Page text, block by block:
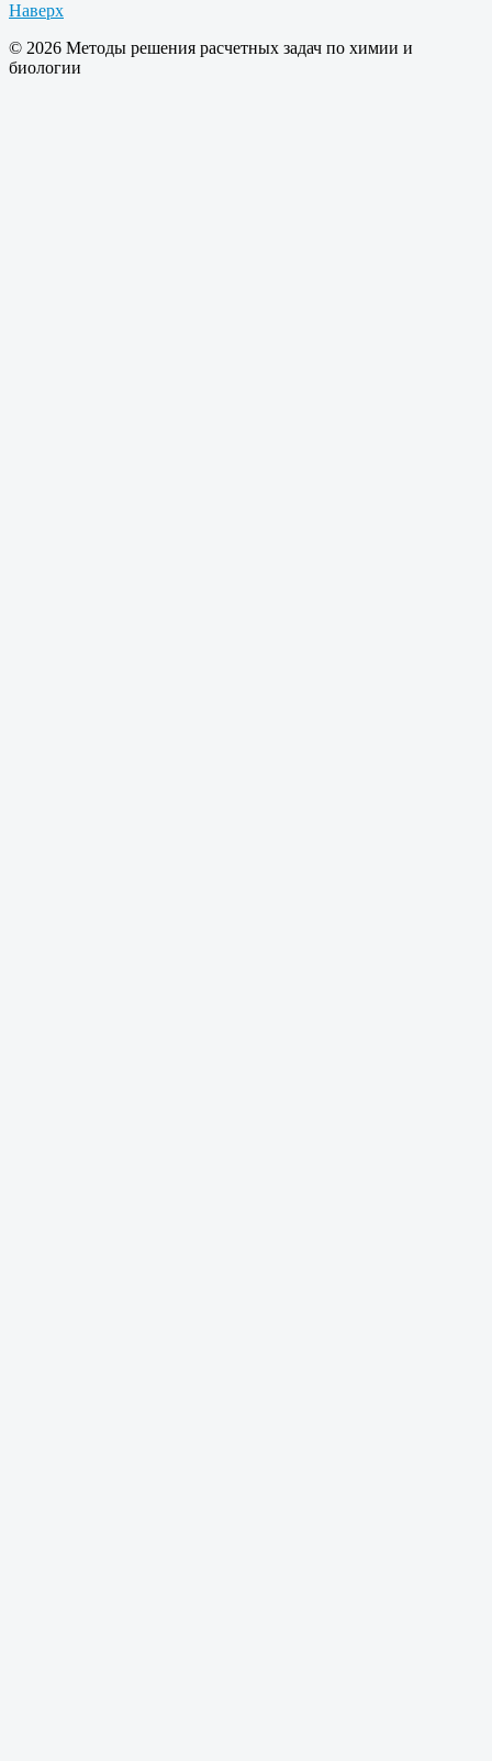
Наверх
© 2026 Методы решения расчетных задач по химии и
биологии